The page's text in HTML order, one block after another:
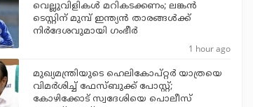
വെല്ലുവിളികള്‍ മറികടക്കണം; ലങ്കന്‍
ടെസ്റ്റിന് മുമ്പ് ഇന്ത്യന്‍ താരങ്ങള്‍ക്ക്
നിര്‍ദേശവുമായി ഗംഭീര്‍
1 hour ago
മുഖ്യമന്ത്രിയുടെ ഹെലികോപ്റ്റര്‍ യാത്രയെ
വിമര്‍ശിച്ച് ഫേസ്ബുക്ക് പോസ്റ്റ്;
കോഴിക്കോട് സ്വദേശിയെ പൊലീസ്